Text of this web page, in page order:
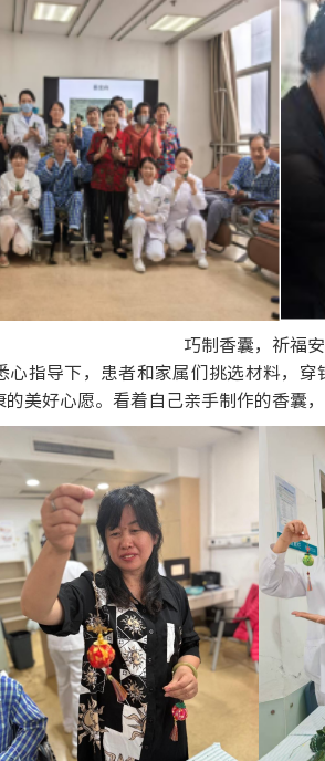
巧制香囊，祈福
指导下，患者和家属们挑选材料，
美好心愿。看着自己亲手制作的香囊